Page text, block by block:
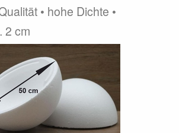
• hohe Dichte •
2 cm